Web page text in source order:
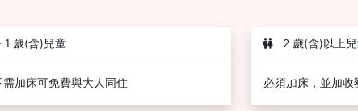
1 歲(含)兒童
需加床可免費與大人同住
2 歲(含)以上兒
必須加床，並加收